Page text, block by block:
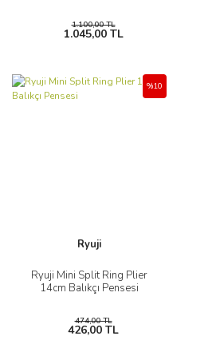
1.100,00 TL
1.045,00 TL
Ryuji
Ryuji Mini Split Ring Plier
14cm Balıkçı Pensesi
%10
474,00 TL
426,00 TL